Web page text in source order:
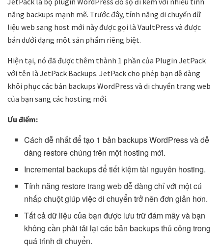
năng backups mạnh mẽ. Trước đây, tính năng di chuyển dữ
liệu web sang host mới này được gọi là VaultPress và được
bán dưới dạng một sản phẩm riêng biệt.
Hiện tại, nó đã được thêm thành 1 phần của Plugin JetPack
với tên là JetPack Backups. JetPack cho phép bạn dễ dàng
khôi phục các bản backups WordPress và di chuyển trang web
của bạn sang các hosting mới.
Ưu điểm:
Cách dễ nhất để tạo 1 bản backups WordPress và dễ
dàng restore chúng trên một hosting mới.
Incremental backups để tiết kiệm tài nguyên hosting.
Tính năng restore trang web dễ dàng chỉ với một cú
nhấp chuột giúp việc di chuyển trở nên đơn giản hơn.
Tất cả dữ liệu của bạn được lưu trữ đám mây và bạn
không cần phải tải lại các bản backups thủ công trong
quá trình di chuyển.